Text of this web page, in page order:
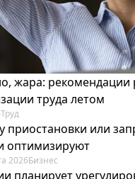
жара: рекомендации
труда летом
Труд
приостановки или
оптимизируют
2026Бизнес
планирует